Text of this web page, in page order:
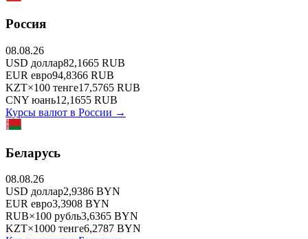
Россия
08.08.26
USD доллар82,1665 RUB
EUR евро94,8366 RUB
KZT×100 тенге17,5765 RUB
CNY юань12,1655 RUB
Курсы валют в России →
Беларусь
08.08.26
USD доллар2,9386 BYN
EUR евро3,3908 BYN
RUB×100 рубль3,6365 BYN
KZT×1000 тенге6,2787 BYN